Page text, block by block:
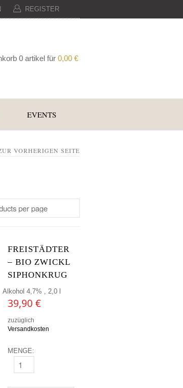
REGISTER
0 artikel für 0,00 €
EVENTS
VORHERIGEN SEITE
FREISTÄDTER
– BIO ZWICKL
SIPHONKRUG
Alkohol 4,7% , 2,0 l
39,90 €
zuzüglich
Versandkosten
MENGE:
FREISTÄDTER - BIO ZWICKL SIPHONKRUG MENGE